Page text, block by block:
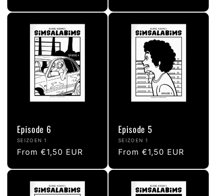
Episode 6
Vendor:
SEIZOEN 1
Regular
From €1,50 EUR
Episode 5
Vendor:
SEIZOEN 1
Regular
From €1,50 EUR